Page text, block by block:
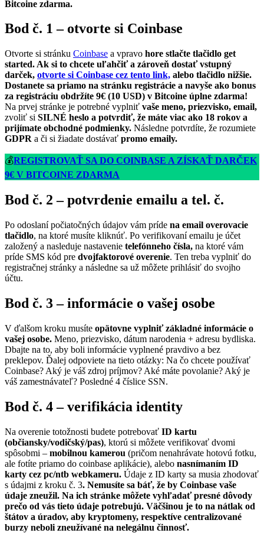
Bitcoine zdarma.
Bod č. 1 – otvorte si Coinbase
Otvorte si stránku Coinbase a vpravo hore stlačte tlačidlo get
started. Ak si to chcete uľahčiť a zároveň dostať vstupný
darček, otvorte si Coinbase cez tento link, alebo tlačidlo nižšie.
Dostanete sa priamo na stránku registrácie a navyše ako bonus
za registráciu obdržíte 9€ (10 USD) v Bitcoine úplne zdarma!
Na prvej stránke je potrebné vyplniť vaše meno, priezvisko, email,
zvoliť si SILNÉ heslo a potvrdiť, že máte viac ako 18 rokov a
prijímate obchodné podmienky. Následne potvrdíte, že rozumiete
GDPR a či si žiadate dostávať promo emaily.
💰REGISTROVAŤ SA DO COINBASE A ZÍSKAŤ DARČEK
9€ V BITCOINE ZDARMA
Bod č. 2 – potvrdenie emailu a tel. č.
Po odoslaní počiatočných údajov vám príde na email overovacie
tlačidlo, na ktoré musíte kliknúť. Po verifikovaní emailu je účet
založený a nasleduje nastavenie telefónneho čísla, na ktoré vám
príde SMS kód pre dvojfaktorové overenie. Ten treba vyplniť do
registračnej stránky a následne sa už môžete prihlásiť do svojho
účtu.
Bod č. 3 – informácie o vašej osobe
V ďalšom kroku musíte opätovne vyplniť základné informácie o
vašej osobe. Meno, priezvisko, dátum narodenia + adresu bydliska.
Dbajte na to, aby boli informácie vyplnené pravdivo a bez
preklepov. Ďalej odpoviete na tieto otázky: Na čo chcete používať
Coinbase? Aký je váš zdroj príjmov? Aké máte povolanie? Aký je
váš zamestnávateľ? Posledné 4 číslice SSN.
Bod č. 4 – verifikácia identity
Na overenie totožnosti budete potrebovať ID kartu
(občiansky/vodičský/pas), ktorú si môžete verifikovať dvomi
spôsobmi – mobilnou kamerou (pričom nenahrávate hotovú fotku,
ale fotíte priamo do coinbase aplikácie), alebo nasnímaním ID
karty cez pc/ntb webkameru. Údaje z ID karty sa musia zhodovať
s údajmi z kroku č. 3. Nemusíte sa báť, že by Coinbase vaše
údaje zneužil. Na ich stránke môžete vyhľadať presné dôvody
prečo od vás tieto údaje potrebujú. Väčšinou je to na nátlak od
štátov a úradov, aby kryptomeny, respektíve centralizované
burzy neboli zneužívané na nelegálnu činnosť.